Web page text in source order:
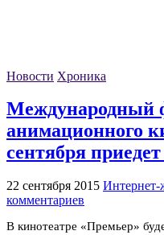
Новости Хроника
Международный
анимационного
сентября
22 сентября 2015
комментариев
В кинотеатре «Премьер»